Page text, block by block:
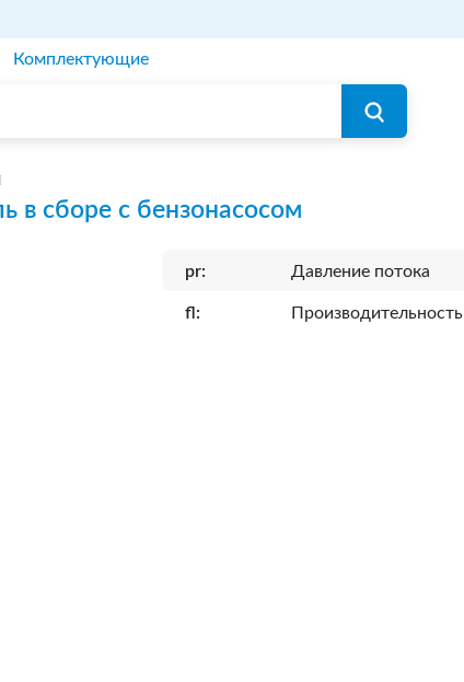
Комплектующие
в сборе с бензонасосом
pr: Давление потока
fl: Производительность